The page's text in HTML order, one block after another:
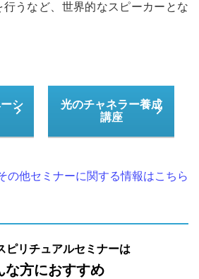
行うなど、世界的なスピーカーとな
シ
光のチャネラー養成
講座
の他セミナーに関する情報はこちら
ピリチュアルセミナーは
んな方におすすめ